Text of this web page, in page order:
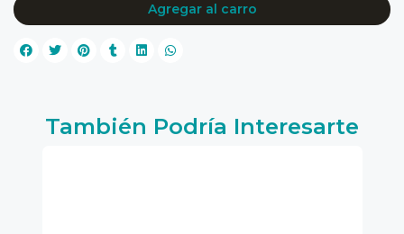
Agregar al carro
También Podría Interesarte